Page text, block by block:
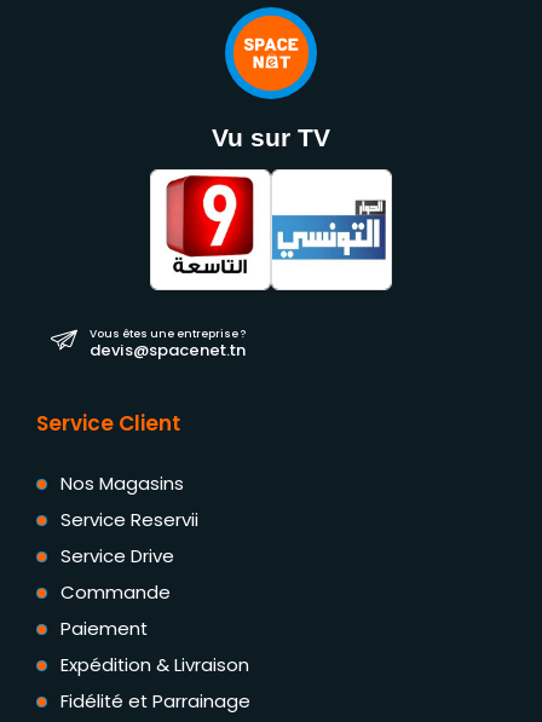
Vu sur TV
Vous êtes une entreprise ?
devis@spacenet.tn
Service Client
Nos Magasins
Service Reservii
Service Drive
Commande
Paiement
Expédition & Livraison
Fidélité et Parrainage